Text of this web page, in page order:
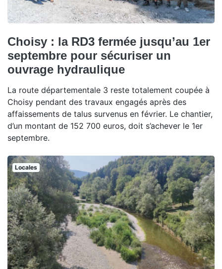
Choisy : la RD3 fermée jusqu’au 1er
septembre pour sécuriser un
ouvrage hydraulique
La route départementale 3 reste totalement coupée à
Choisy pendant des travaux engagés après des
affaissements de talus survenus en février. Le chantier,
d’un montant de 152 700 euros, doit s’achever le 1er
septembre.
Locales